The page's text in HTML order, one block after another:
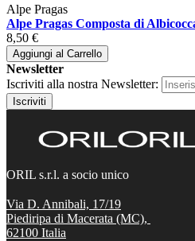
Alpe Pragas
Alpe Pragas Composta di
8,50 €
Aggiungi al Carrello
Newsletter
Iscriviti alla nostra Newsletter:
Iscriviti
ORIL s.r.l. a socio unico
Via D. Annibali, 17/19
Piediripa di Macerata (MC),
62100 Italia